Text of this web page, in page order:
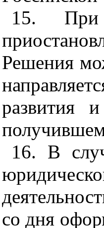
15. При
Решения
развития
16. В
со дня